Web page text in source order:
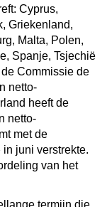
Cyprus,
Griekenland,
Malta, Polen,
Spanje, Tsjechië
Commissie de
netto-
heeft de
netto-
met de
juni verstrekte.
van het
termijn die